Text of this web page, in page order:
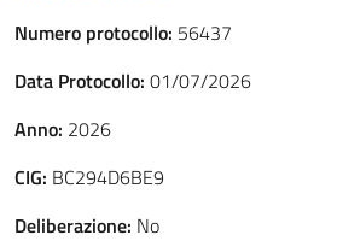
Numero protocollo: 56437
Data Protocollo: 01/07/2026
Anno: 2026
CIG: BC294D6BE9
Deliberazione: No